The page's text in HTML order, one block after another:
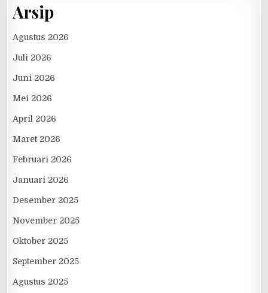
Arsip
Agustus 2026
Juli 2026
Juni 2026
Mei 2026
April 2026
Maret 2026
Februari 2026
Januari 2026
Desember 2025
November 2025
Oktober 2025
September 2025
Agustus 2025